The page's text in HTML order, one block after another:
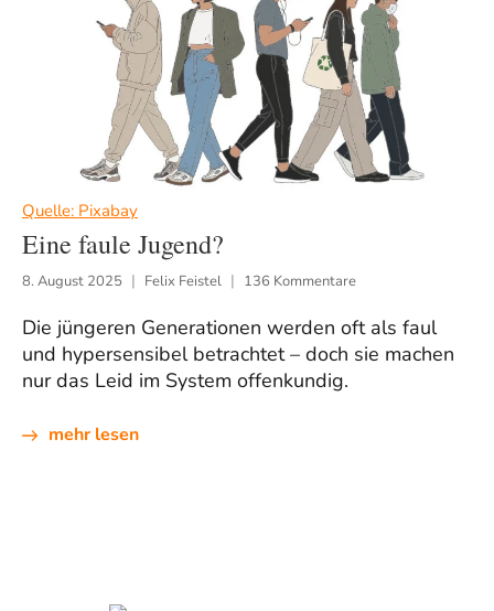
Quelle: Pixabay
Eine faule Jugend?
8. August 2025 Felix Feistel 136 Kommentare
Die jüngeren Generationen werden oft als faul
und hypersensibel betrachtet – doch sie machen
nur das Leid im System offenkundig.
mehr lesen